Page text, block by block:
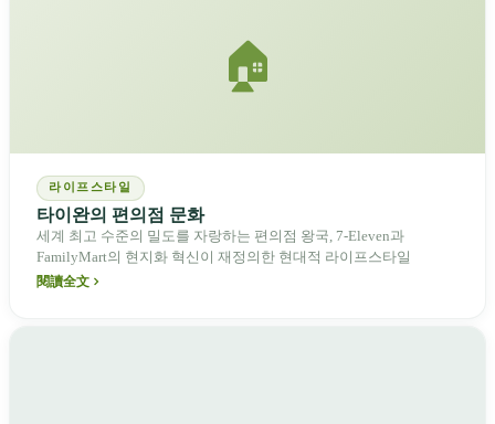
🏠
라이프스타일
타이완의 편의점 문화
세계 최고 수준의 밀도를 자랑하는 편의점 왕국, 7-Eleven과
FamilyMart의 현지화 혁신이 재정의한 현대적 라이프스타일
閱讀全文